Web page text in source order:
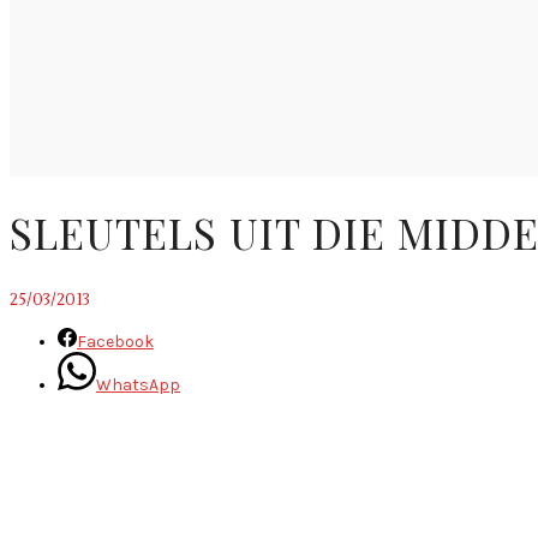
SLEUTELS UIT DIE
25/03/2013
Facebook
WhatsApp